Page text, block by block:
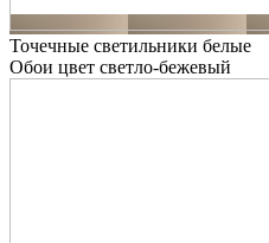
Точечные светильники белые
Обои цвет светло-бежевый